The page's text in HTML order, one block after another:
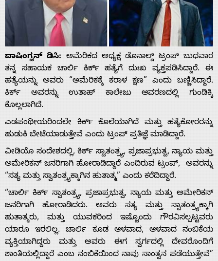
Home
ವಾಷಿಂಗ್ಟನ್ ಡಿಸಿ: ಅಮೆರಿಕದ ಅಧ್ಯಕ್ಷ ಡೊನಾಲ್ಡ್ ಟ್ರಂಪ್ ಬುಧವಾರ
ತನ್ನ ಸಹಾಯಕ ಚಾರ್ಲಿ ಕಿರ್ಕ್ ಹತ್ಯೆಗೆ ದುಃಖ ವ್ಯಕ್ತಪಡಿಸಿದ್ದಾರೆ. ಈ
ಹತ್ಯೆಯನ್ನು ಅವರು “ಅಮೆರಿಕಕ್ಕೆ ಕರಾಳ ಕ್ಷಣ” ಎಂದು ಬಣ್ಣಿಸಿದ್ದಾರೆ.
ಕಿರ್ಕ್ ಅವರನ್ನು ಉತಾಹ್ ಕಾಲೇಜು ಆವರಣದಲ್ಲಿ ಗುಂಡಿಕ್ಕಿ
ಕೊಲ್ಲಲಾಗಿದೆ.
ಎಡಪಂಥೀಯರಿಂದಲೇ ಕಿರ್ಕ್‌ ಕೊಲೆಯಾಗಿದೆ ಮತ್ತು ಹತ್ಯೆಕೋರರನ್ನು
ಹುಡುಕಿ ಬೇಟೆಯಾಡುತ್ತೇವೆ ಎಂದು ಟ್ರಂಪ್‌ ಪ್ರತಿಜ್ಞೆ ಮಾಡಿದ್ದಾರೆ.
ವೀಡಿಯೊ ಸಂದೇಶದಲ್ಲಿ, ಕಿರ್ಕ್ ಸ್ವಾತಂತ್ರ್ಯ, ಪ್ರಜಾಪ್ರಭುತ್ವ, ನ್ಯಾಯ ಮತ್ತು
ಅಮೇರಿಕನ್ ಜನರಿಗಾಗಿ ಹೋರಾಡಿದ್ದಾರೆ ಎಂದಿರುವ ಟ್ರಂಪ್, ಅವರನ್ನು
“ಸತ್ಯ ಮತ್ತು ಸ್ವಾತಂತ್ರ್ಯಕ್ಕಾಗಿನ ಹುತಾತ್ಮ” ಎಂದು ಕರೆದಿದ್ದಾರೆ.
“ಚಾರ್ಲಿ ಕಿರ್ಕ್ ಸ್ವಾತಂತ್ರ್ಯ, ಪ್ರಜಾಪ್ರಭುತ್ವ, ನ್ಯಾಯ ಮತ್ತು ಅಮೇರಿಕನ್
ಜನರಿಗಾಗಿ ಹೋರಾಡಿದರು. ಅವರು ಸತ್ಯ ಮತ್ತು ಸ್ವಾತಂತ್ರ್ಯಕ್ಕಾಗಿ
ಹುತಾತ್ಮರು, ಮತ್ತು ಯುವಕರಿಂದ ಇಷ್ಟೊಂದು ಗೌರವಿಸಲ್ಪಟ್ಟವರು
ಯಾರೂ ಇರಲಿಲ್ಲ. ಚಾರ್ಲಿ ಕೂಡ ಆಳವಾದ, ಆಳವಾದ ನಂಬಿಕೆಯ
ವ್ಯಕ್ತಿಯಾಗಿದ್ದರು ಮತ್ತು ಅವರು ಈಗ ಸ್ವರ್ಗದಲ್ಲಿ ದೇವರೊಂದಿಗೆ
ಶಾಂತಿಯಲ್ಲಿದ್ದಾರೆ ಎಂಬ ನಂಬಿಕೆಯಿಂದ ನಾವು ಸಾಂತ್ವನ ಪಡೆಯುತ್ತೇವೆ”